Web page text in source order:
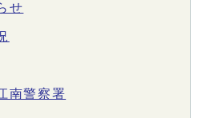
せ
南警察署